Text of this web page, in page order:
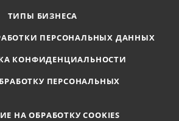
ТИПЫ БИЗНЕСА
ПЕРСОНАЛЬНЫХ ДАННЫХ
КОНФИДЕНЦИАЛЬНОСТИ
ПЕРСОНАЛЬНЫХ
НА ОБРАБОТКУ COOKIES